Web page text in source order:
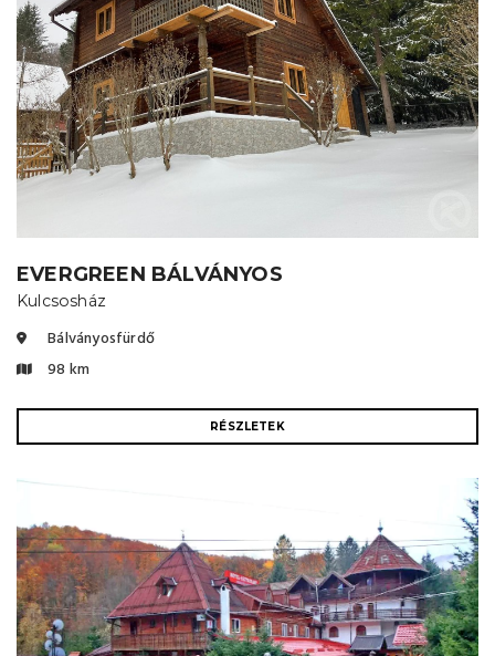
EVERGREEN BÁLVÁNYOS
Kulcsosház
Bálványosfürdő
98 km
RÉSZLETEK